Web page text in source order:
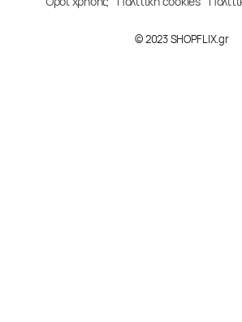
© 2023 SHOPFLIX.gr